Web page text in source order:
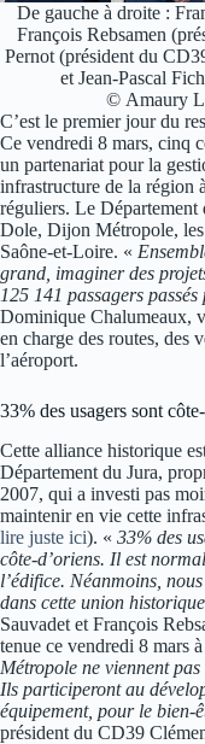
De gauche à droite :
François Rebsamen
Pernot (président du
et Jean-Pascal
© Amaury
C’est le premier jour du
Ce vendredi 8 mars, cinq
un partenariat pour la
infrastructure de la région
réguliers. Le Département
Dole, Dijon Métropole, les
Saône-et-Loire. «
grand, imaginer des
125 141 passagers
Dominique Chalumeaux,
en charge des routes, des
l’aéroport.
33% des usagers sont
Cette alliance historique
Département du Jura,
2007, qui a investi pas
maintenir en vie cette
lire juste ici). « 33% des
côte-d’oriens. Il est
l’édifice. Néanmoins,
dans cette union historique
Sauvadet et François
tenue ce vendredi 8 mars
Métropole ne viennent
Ils participeront au
équipement, pour le bien-
président du CD39